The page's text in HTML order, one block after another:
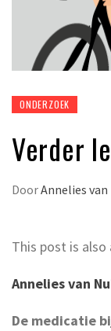
ONDERZOEK
Verder
DoorAnnelies van
This post is also
Annelies van
De medicatie